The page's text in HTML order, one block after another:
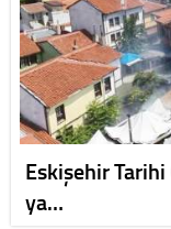
Eskişehir
ya…